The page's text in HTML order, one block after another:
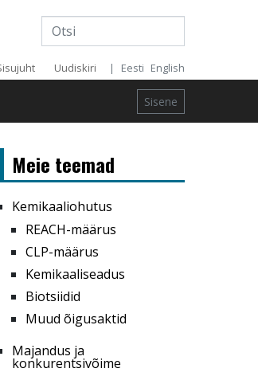
Uudiskiri | Eesti English
Sisene
Meie teemad
Kemikaaliohutus
REACH-määrus
CLP-määrus
Kemikaaliseadus
Biotsiidid
Muud õigusaktid
Majandus ja
konkurentsivõime